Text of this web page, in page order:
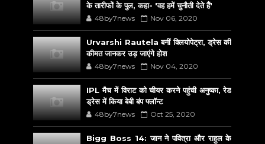
के तारीफों के पुल, कहा- 'वह हमें चुनौती देते हैं'
48by7news Nov 06, 2020
Urvarshi Rautela बनीं क्लियोपेट्रा, ड्रेस की
कीमत जानकर उड़ जाएंगे होश
48by7news Nov 04, 2020
IPL मैच में विराट को चीयर करने पहुंची अनुष्का, रेड
ड्रेस में किया बेबी बंप फ्लॉन्ट
48by7news Oct 25, 2020
Bigg Boss 14: जान ने पवित्रा और राहुल के